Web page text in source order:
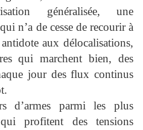
généralisée, une
n’a de cesse de recourir à
aux délocalisations,
qui marchent bien, des
jour des flux continus
d’armes parmi les plus
profitent des tensions